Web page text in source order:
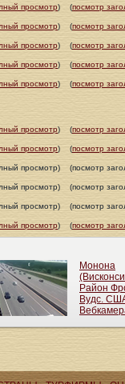
просмотр) (посмотр
просмотр) (посмотр
просмотр) (посмотр
просмотр) (посмотр
просмотр) (посмотр
просмотр) (посмотр
просмотр) (посмотр
просмотр) (посмотр
просмотр) (посмотр
просмотр) (посмотр
просмотр) (посмотр